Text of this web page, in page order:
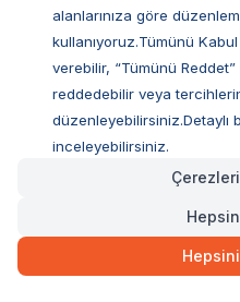
Advance Köpek Maması
Luis Köpek Maması
Obivan Köpek Maması
Bozita Köpek Maması
Hill's Köpek Maması
Pro Plan Köpek Maması
alanlarınıza göre
kullanıyoruz.Tümünü
verebilir, “Tümünü
reddedebilir veya
düzenleyebilirsiniz.Detaylı
inceleyebilirsiniz.